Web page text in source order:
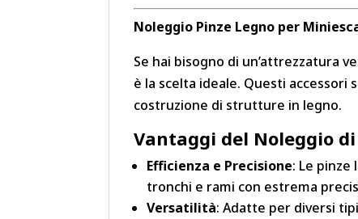
Noleggio Pinze Legno per
Se hai bisogno di un’attrezzatura
è la scelta ideale. Questi
costruzione di strutture in legno.
Vantaggi del Noleggio
Efficienza e Precisione: Le
tronchi e rami con estrema
Versatilità: Adatte per diversi